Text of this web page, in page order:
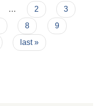
… 2
3
8
9
last »